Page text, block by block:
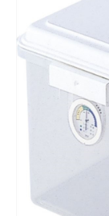
密封機能と
樹脂（プラス
メーカー希望小売価
オープン
フタの周囲はシ
わかる湿度計と
ングもOK！